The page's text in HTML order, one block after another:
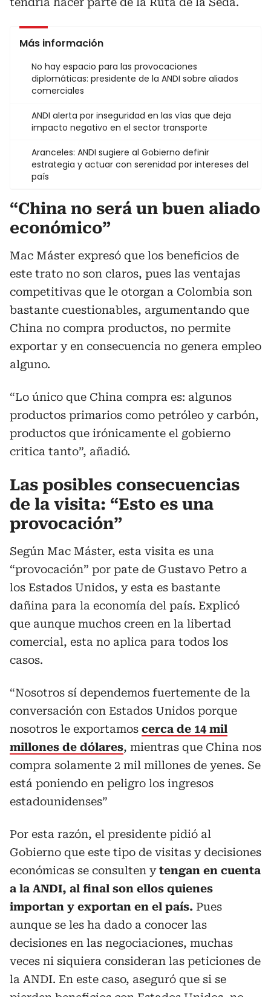
Más información
No hay espacio para las provocaciones
diplomáticas: presidente de la ANDI sobre aliados
comerciales
ANDI alerta por inseguridad en las vías que deja
impacto negativo en el sector transporte
Aranceles: ANDI sugiere al Gobierno definir
estrategia y actuar con serenidad por intereses del
país
“China no será un buen aliado
económico”
Mac Máster expresó que los beneficios de
este trato no son claros, pues las ventajas
competitivas que le otorgan a Colombia son
bastante cuestionables, argumentando que
China no compra productos, no permite
exportar y en consecuencia no genera empleo
alguno.
“Lo único que China compra es: algunos
productos primarios como petróleo y carbón,
productos que irónicamente el gobierno
critica tanto”, añadió.
Las posibles consecuencias
de la visita: “Esto es una
provocación”
Según Mac Máster, esta visita es una
“provocación” por pate de Gustavo Petro a
los Estados Unidos, y esta es bastante
dañina para la economía del país. Explicó
que aunque muchos creen en la libertad
comercial, esta no aplica para todos los
casos.
“Nosotros sí dependemos fuertemente de la
conversación con Estados Unidos porque
nosotros le exportamos cerca de 14 mil
millones de dólares, mientras que China nos
compra solamente 2 mil millones de yenes. Se
está poniendo en peligro los ingresos
estadounidenses”
Por esta razón, el presidente pidió al
Gobierno que este tipo de visitas y decisiones
económicas se consulten ytengan en cuenta
a la ANDI, al final son ellos quienes
importan y exportan en el país. Pues
aunque se les ha dado a conocer las
decisiones en las negociaciones, muchas
veces ni siquiera consideran las peticiones de
la ANDI. En este caso, aseguró que si se